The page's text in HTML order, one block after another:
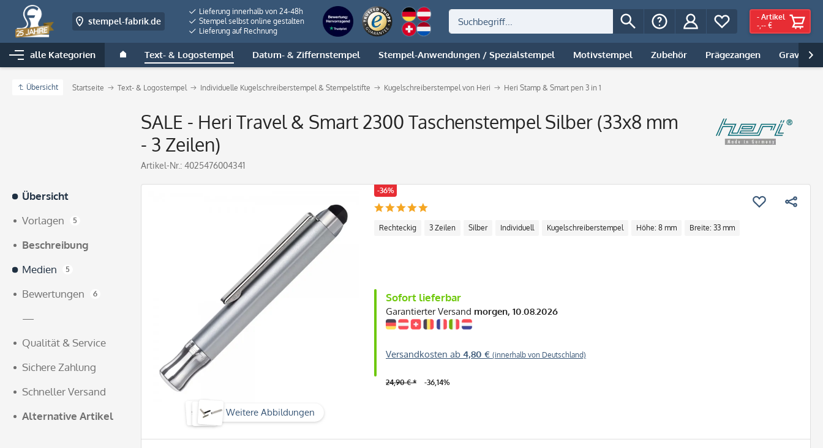
stempel-fabrik.de
Lieferung innerhalb von 24-48h
Stempel selbst online gestalten
Lieferung auf Rechnung
- Artikel
-,-- €
alle Kategorien Text- & Logostempel Datum- & Ziffernstempel Stempel-Anwendungen / Spezialstempel Motivstempel Zubehör Prägezangen Gravur |

Übersicht Startseite Text- & Logostempel Individuelle Kugelschreiberstempel & Stempelstifte Kugelschreiberstempel von Heri Heri Stamp & Smart pen 3 in 1
SALE - Heri Travel & Smart 2300 Taschenstempel Silber (33x8 mm
- 3 Zeilen)
Artikel-Nr.: 4025476004341
Übersicht
Vorlagen
5
Beschreibung
Medien
5
Bewertungen 6
—
Qualität & Service
Sichere Zahlung
Schneller Versand
Alternative Artikel
Weitere Abbildungen
-36%
Rechteckig 3 Zeilen Silber Individuell Kugelschreiberstempel Höhe: 8 mm Breite: 33 mm
Sofort lieferbar
Garantierter Versand morgen, 10.08.2026
Versandkosten ab 4,80 € (innerhalb von Deutschland)
24,90 € * -36,14%